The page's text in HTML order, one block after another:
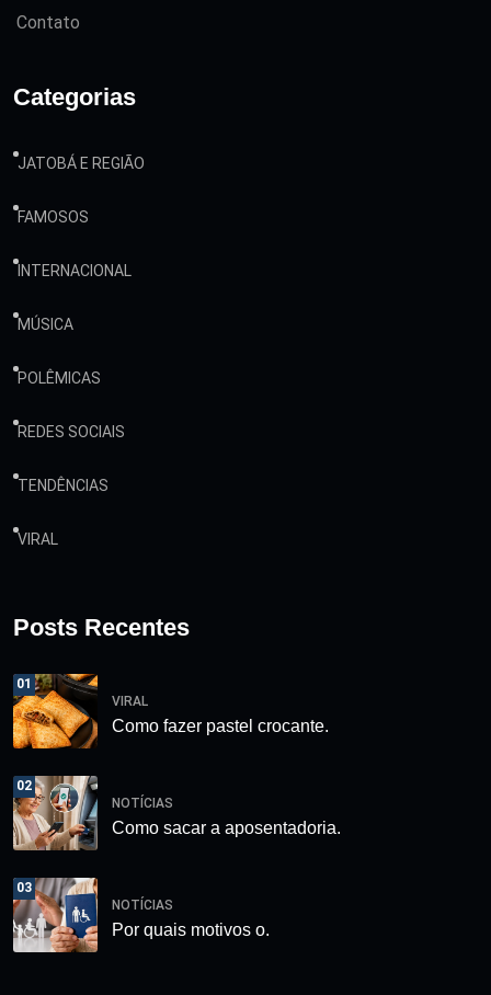
Contato
Categorias
JATOBÁ E REGIÃO
FAMOSOS
INTERNACIONAL
MÚSICA
POLÊMICAS
REDES SOCIAIS
TENDÊNCIAS
VIRAL
Posts Recentes
01
VIRAL
Como fazer pastel crocante.
02
NOTÍCIAS
Como sacar a aposentadoria.
03
NOTÍCIAS
Por quais motivos o.